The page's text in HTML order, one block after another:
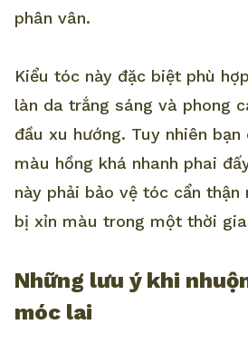
phân vân.
Kiểu tóc này đặc biệt phù
làn da trắng sáng và phong
đầu xu hướng. Tuy nhiên
màu hồng khá nhanh phai
này phải bảo vệ tóc cẩn thận
bị xỉn màu trong một thời
Những lưu ý khi
móc lai